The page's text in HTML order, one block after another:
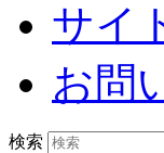
サイ
お問
検索